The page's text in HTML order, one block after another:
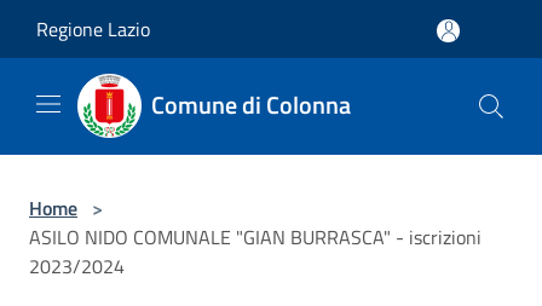
Regione Lazio
Comune di Colonna
Home >
ASILO NIDO COMUNALE "GIAN BURRASCA" - iscrizioni
2023/2024